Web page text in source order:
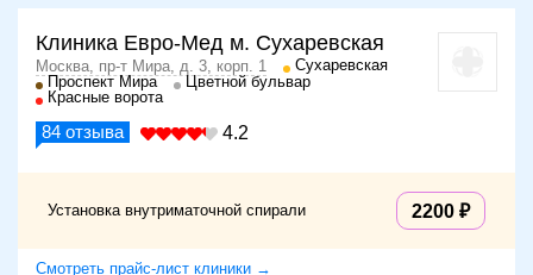
Клиника Евро-Мед м. Сухаревская
Москва, пр-т Мира, д. 3, корп. 1
Сухаревская
Проспект Мира
Цветной бульвар
Красные ворота
84 отзыва 4.2
Установка внутриматочной спирали 2200
Смотреть прайс-лист клиники →